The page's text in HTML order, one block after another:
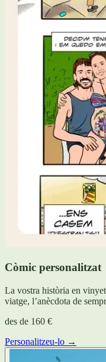
Còmic personalitzat
La vostra història en
viatge, l’anècdota de
des de 160 €
Personalitzeu-lo →